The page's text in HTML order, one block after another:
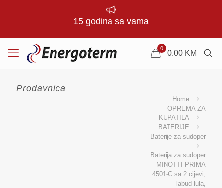
15 godina sa vama
0
0.00 KM
Prodavnica
Home
OPREMA ZA
KUPATILA
BATERIJE
Baterije za sudoper
Baterija za sudoper
MINOTTI PRIMA
4501-C sa 2 cijevi,
labud lula,